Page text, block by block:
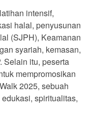
intensif,
halal, penyusunan
(SJPH), Keamanan
syariah, kemasan,
Selain itu, peserta
mempromosikan
2025, sebuah
spiritualitas,